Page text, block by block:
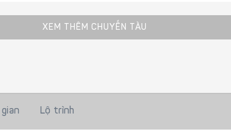
XEM THÊM CHUYẾN TÀU
gian Lộ trình